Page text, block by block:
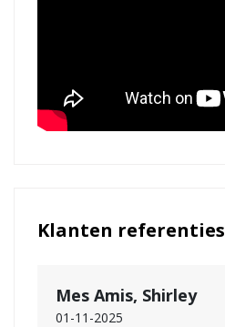
Klanten referenties
Mes Amis, Shirley
01-11-2025